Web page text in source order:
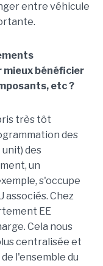
entre véhicule
mieux bénéficier
etc ?
très tôt
des
des
un
s'occupe
associés. Chez
EE
Cela nous
centralisée et
l'ensemble du